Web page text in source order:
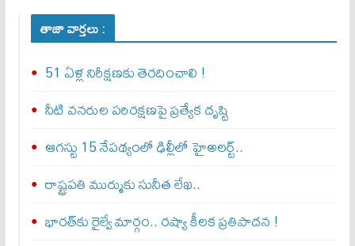
తాజా వార్తలు :
51 ఏళ్ల నిరీక్షణకు తెరదించాలి !
నీటి వనరుల పరిరక్షణపై ప్రత్యేక దృష్టి
ఆగస్టు 15 నేపథ్యంలో ఢిల్లీలో హైఅలర్ట్..
రాష్ట్రపతి ముర్ముకు సునీత లేఖ..
భారత్‌కు రైల్వే మార్గం.. రష్యా కీలక ప్రతిపాదన !